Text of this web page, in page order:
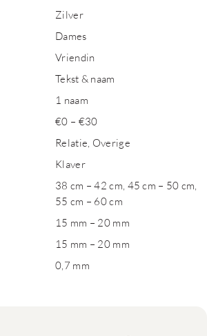
Zilver
Dames
Vriendin
Tekst & naam
1 naam
€0 – €30
Relatie, Overige
Klaver
38 cm – 42 cm, 45 cm – 50 cm,
55 cm – 60 cm
15 mm – 20 mm
15 mm – 20 mm
0,7 mm